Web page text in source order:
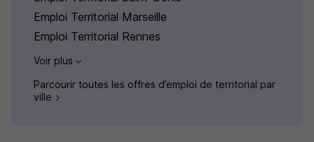
Emploi Territorial Marseille
Emploi Territorial Rennes
Voir plus
Parcourir toutes les offres d’emploi de territorial par
ville